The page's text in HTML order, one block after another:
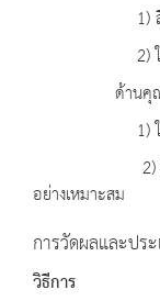
1) สื่อสาร แ
2) ให้เ
ด้านคุณลักษ
1) ใฝ่เรียนรู้
2) มีเหตุผล
อย่างเหมาะสม
การวัดผลและปร
วิธีการ